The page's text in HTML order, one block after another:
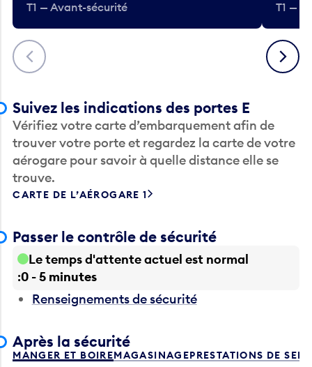
Précédent Suivant
Vérifiez votre carte d’embarquement afin de
trouver votre porte et regardez la carte de votre
aérogare pour savoir à quelle distance elle se
trouve.
CARTE DE L’AÉROGARE 1
Le temps d'attente actuel est normal
0 - 5 minutes
Renseignements de sécurité
MANGER ET BOIREMAGASINAGE